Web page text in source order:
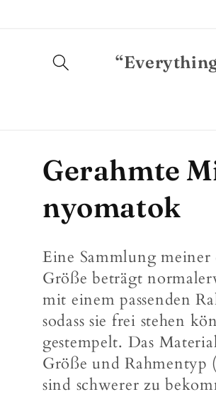
K
a
t
e
g
o
r
Gerahmte
nyomatok
Eine Sammlung
Größe beträgt
mit einem passenden
sodass sie frei stehen
gestempelt. Das
Größe und Rahmentyp
sind schwerer zu